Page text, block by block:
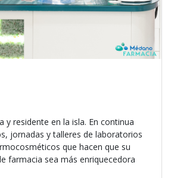
y residente en la isla. En continua
jornadas y talleres de laboratorios
que hacen que su
farmacia sea más enriquecedora